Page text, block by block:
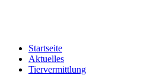
Startseite
Aktuelles
Tiervermittlung